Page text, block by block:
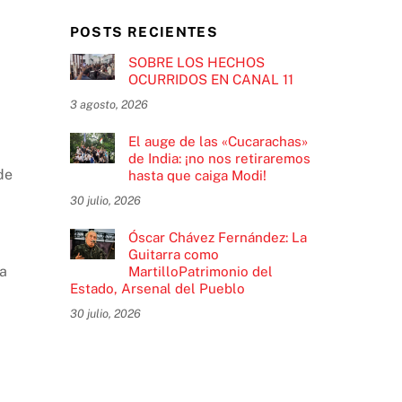
POSTS RECIENTES
SOBRE LOS HECHOS
OCURRIDOS EN CANAL 11
3 agosto, 2026
El auge de las «Cucarachas»
de India: ¡no nos retiraremos
hasta que caiga Modi!
30 julio, 2026
Óscar Chávez Fernández: La
Guitarra como
MartilloPatrimonio del
Estado, Arsenal del Pueblo
30 julio, 2026